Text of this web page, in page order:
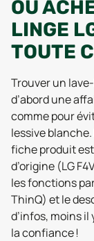
OÙ
LINGE
TOUTE
Trouver un
d’abord une
comme pour
lessive blanche.
fiche produit
d’origine (LG
les fonctions
ThinQ) et le
d’infos, moins il
la confiance !